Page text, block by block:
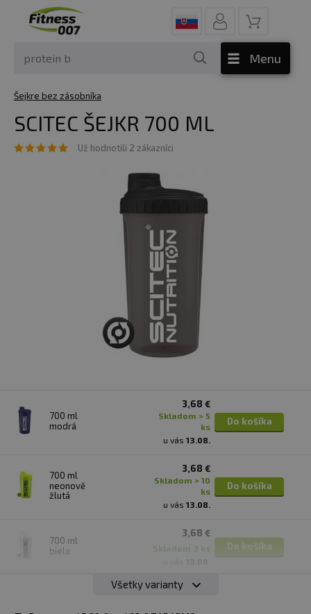
Menu
Šejkre bez zásobníka
SCITEC ŠEJKR 700 ML
Už hodnotili 2 zákazníci
700 ml
modrá
3,68 €
skladom > 5
ks
u vás 13.08.
Do košíka
700 ml
neonově
žlutá
3,68 €
skladom > 10
ks
u vás 13.08.
Do košíka
700 ml
biela
3,68 €
skladom 3 ks
Do košíka
3,68 €
Všetky varianty